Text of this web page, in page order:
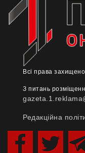
Всі права захищено
З питань
Редакційна